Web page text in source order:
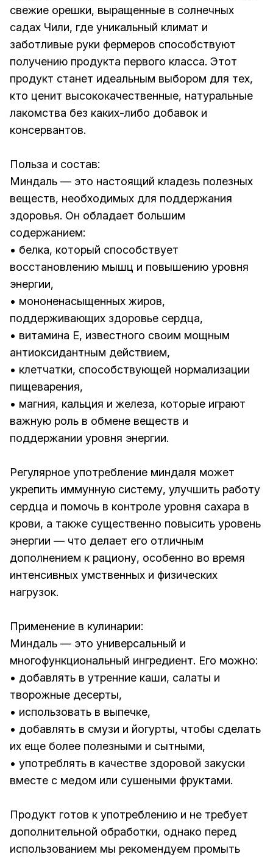
свежие орешки, выращенные в солнечных
садах Чили, где уникальный климат и
заботливые руки фермеров способствуют
получению продукта первого класса. Этот
продукт станет идеальным выбором для тех,
кто ценит высококачественные, натуральные
лакомства без каких-либо добавок и
консервантов.
Польза и состав:
Миндаль — это настоящий кладезь полезных
веществ, необходимых для поддержания
здоровья. Он обладает большим
содержанием:
• белка, который способствует
восстановлению мышц и повышению уровня
энергии,
• мононенасыщенных жиров,
поддерживающих здоровье сердца,
• витамина E, известного своим мощным
антиоксидантным действием,
• клетчатки, способствующей нормализации
пищеварения,
• магния, кальция и железа, которые играют
важную роль в обмене веществ и
поддержании уровня энергии.
Регулярное употребление миндаля может
укрепить иммунную систему, улучшить работу
сердца и помочь в контроле уровня сахара в
крови, а также существенно повысить уровень
энергии — что делает его отличным
дополнением к рациону, особенно во время
интенсивных умственных и физических
нагрузок.
Применение в кулинарии:
Миндаль — это универсальный и
многофункциональный ингредиент. Его можно:
• добавлять в утренние каши, салаты и
творожные десерты,
• использовать в выпечке,
• добавлять в смузи и йогурты, чтобы сделать
их еще более полезными и сытными,
• употреблять в качестве здоровой закуски
вместе с медом или сушеными фруктами.
Продукт готов к употреблению и не требует
дополнительной обработки, однако перед
использованием мы рекомендуем промыть